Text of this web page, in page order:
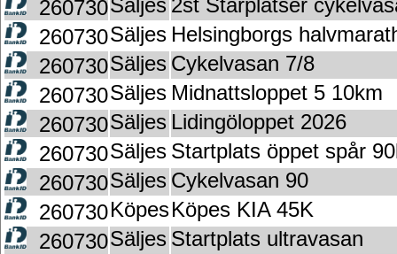
260730Säljes 2st Starplatser
260730Säljes Helsingborgs
260730Säljes Cykelvasan 7/8
260730Säljes Midnattsloppet 5 10km
260730Säljes Lidingöloppet 2026
260730Säljes Startplats öppet spår
260730Säljes Cykelvasan 90
260730KöpesKöpes KIA 45K
260730Säljes Startplats ultravasan